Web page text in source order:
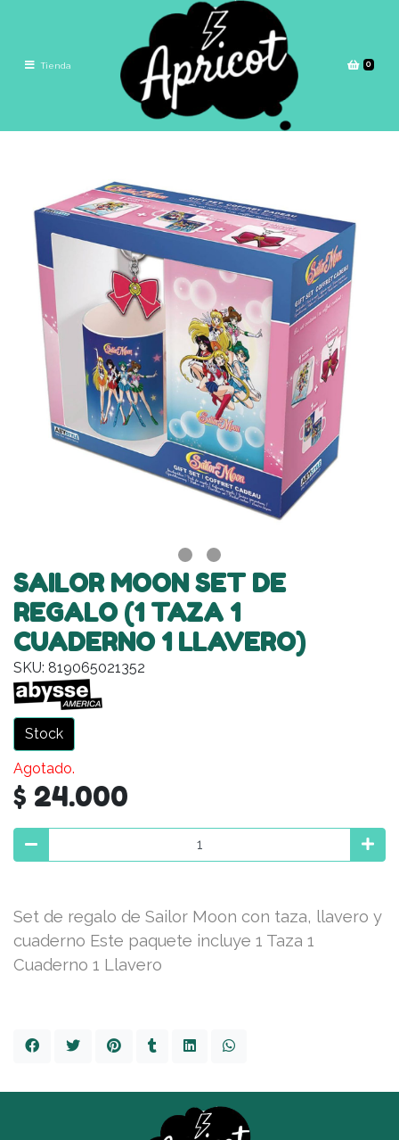
Tienda 0
SAILOR MOON SET DE
REGALO (1 TAZA 1
CUADERNO 1 LLAVERO)
SKU: 819065021352
Stock
Agotado.
$ 24.000
Set de regalo de Sailor Moon con taza, llavero y
cuaderno Este paquete incluye 1 Taza 1
Cuaderno 1 Llavero